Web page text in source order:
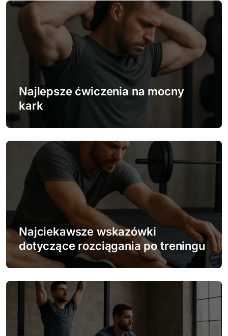
a
p
i
Najlepsze ćwiczenia na mocny
kark
Najciekawsze wskazówki
dotyczące rozciągania po treningu